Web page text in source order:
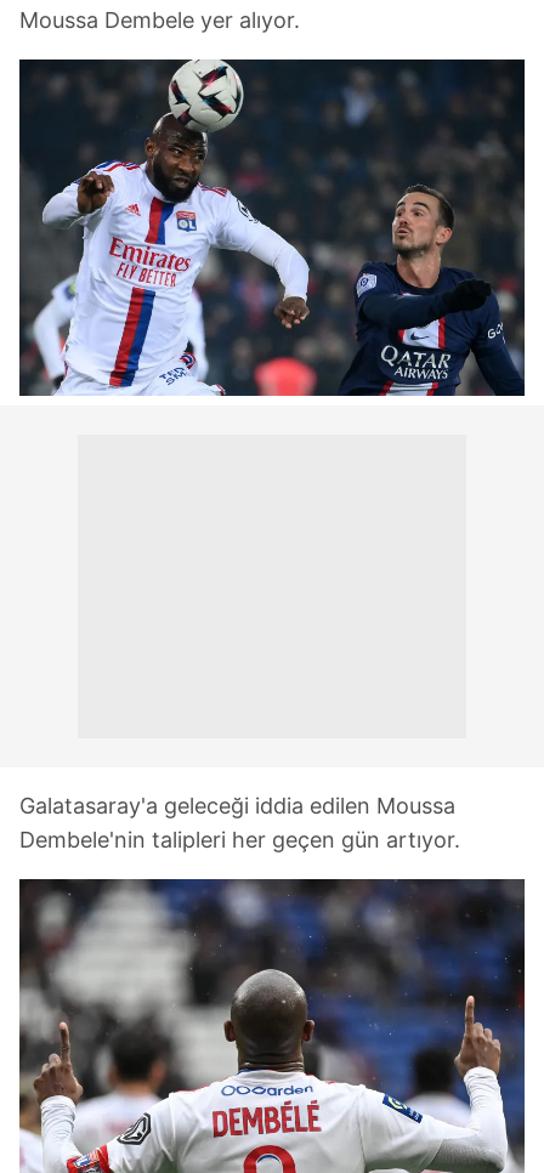
Moussa Dembele yer alıyor.
Galatasaray'a geleceği iddia edilen Moussa
Dembele'nin talipleri her geçen gün artıyor.